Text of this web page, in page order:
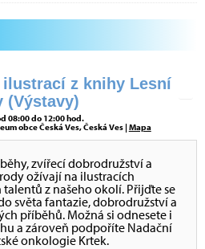
ilustrací z knihy Lesní
(Výstavy)
08:00 do 12:00 hod.
obce Česká Ves, Česká Ves |Mapa
zvířecí dobrodružství a
ožívají na ilustracích
talentů z našeho okolí. Přijďte se
světa fantazie, dobrodružství a
příběhů. Možná si odnesete i
a zároveň podpoříte Nadační
onkologie Krtek.